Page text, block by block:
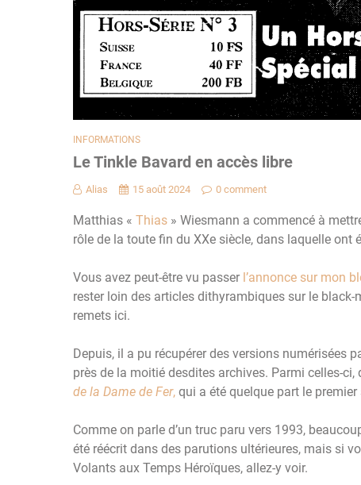
INFORMATIONS
Le Tinkle Bavard en accès libre
Alias 15 août 2024 0 comment
Matthias « Thias » Wiesmann a commencé à
rôle de la toute fin du XXe siècle, dans laquelle
Vous avez peut-être vu passer l’annonce sur mon
rester loin des articles dithyrambiques sur le
remets ici.
Depuis, il a pu récupérer des versions numérisées
près de la moitié desdites archives. Parmi celles-
de la Dame de Fer, qui a été quelque part le
Comme on parle d’un truc paru vers 1993,
été réécrit dans des parutions ultérieures, mais si
Volants aux Temps Héroïques, allez-y voir.